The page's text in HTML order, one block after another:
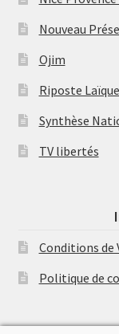
Nouveau
Ojim
Riposte Laïque
Synthèse
TV libertés
Conditions de
Politique de